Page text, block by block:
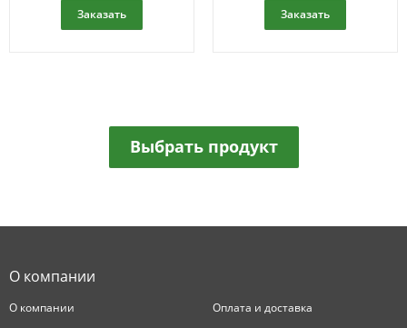
Заказать Заказать
Выбрать продукт
О компании
О компании Оплата и доставка